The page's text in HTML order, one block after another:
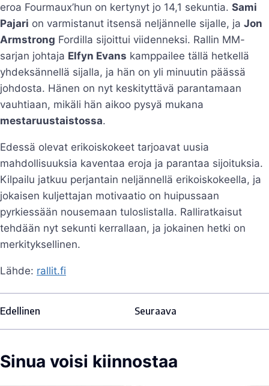
eroa Fourmaux’hun on kertynyt jo 14,1 sekuntia. Sami
Pajari on varmistanut itsensä neljännelle sijalle, ja Jon
Armstrong Fordilla sijoittui viidenneksi. Rallin MM-
sarjan johtaja Elfyn Evans kamppailee tällä hetkellä
yhdeksännellä sijalla, ja hän on yli minuutin päässä
johdosta. Hänen on nyt keskityttävä parantamaan
vauhtiaan, mikäli hän aikoo pysyä mukana
mestaruustaistossa.
Edessä olevat erikoiskokeet tarjoavat uusia
mahdollisuuksia kaventaa eroja ja parantaa sijoituksia.
Kilpailu jatkuu perjantain neljännellä erikoiskokeella, ja
jokaisen kuljettajan motivaatio on huipussaan
pyrkiessään nousemaan tuloslistalla. Ralliratkaisut
tehdään nyt sekunti kerrallaan, ja jokainen hetki on
merkityksellinen.
Lähde: rallit.fi
Edellinen Seuraava
Sinua voisi kiinnostaa